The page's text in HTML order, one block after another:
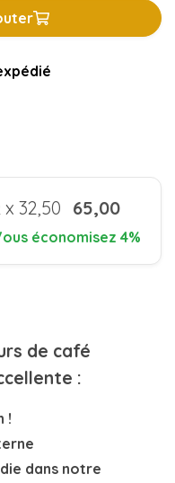
x 32,50 65,00
économisez 4%
de café
:
!
dans notre